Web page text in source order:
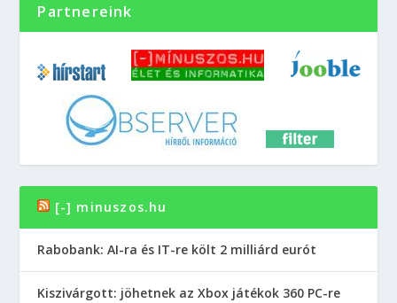
Partnereink
[-] minuszos.hu
Rabobank: AI-ra és IT-re költ 2 milliárd eurót
Kiszivárgott: jöhetnek az Xbox játékok 360 PC-re